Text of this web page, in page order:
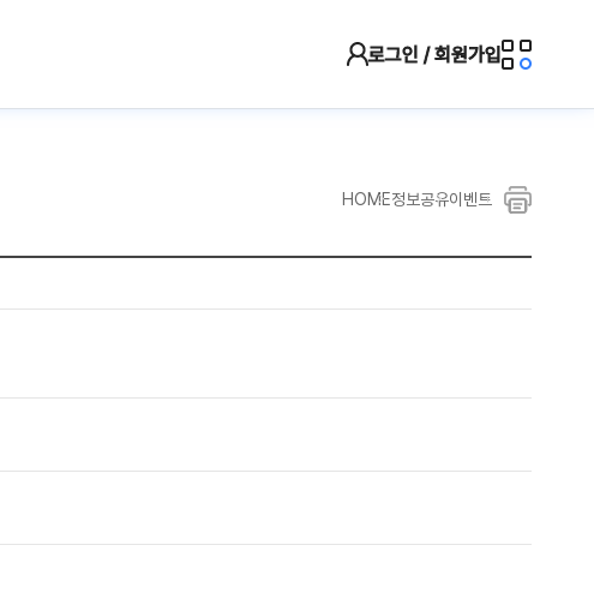
로그인 / 회원가입메뉴
HOME정보공유이벤트 인쇄